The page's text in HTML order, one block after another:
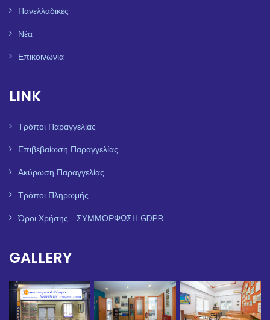
Πανελλαδικές
Νέα
Επικοινωνία
LINK
Τρόποι Παραγγελίας
Επιβεβαίωση Παραγγελίας
Ακύρωση Παραγγελίας
Τρόποι Πληρωμής
Όροι Χρήσης - ΣΥΜΜΟΡΦΩΣΗ GDPR
GALLERY